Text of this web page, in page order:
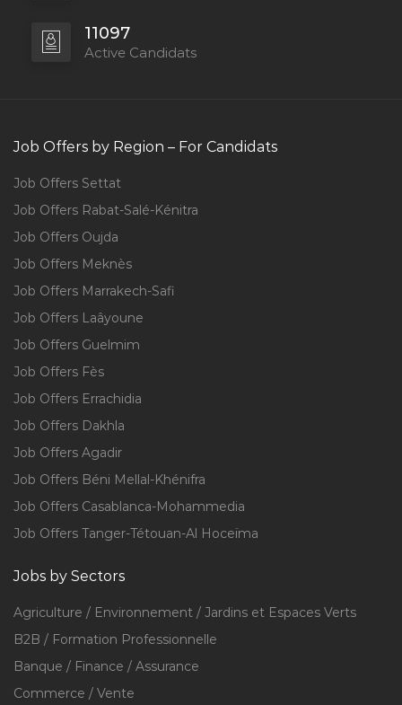
11097
Active Candidats
Job Offers by Region – For Candidats
Job Offers Settat
Job Offers Rabat-Salé-Kénitra
Job Offers Oujda
Job Offers Meknès
Job Offers Marrakech-Safi
Job Offers Laâyoune
Job Offers Guelmim
Job Offers Fès
Job Offers Errachidia
Job Offers Dakhla
Job Offers Agadir
Job Offers Béni Mellal-Khénifra
Job Offers Casablanca-Mohammedia
Job Offers Tanger-Tétouan-Al Hoceïma
Jobs by Sectors
Agriculture / Environnement / Jardins et Espaces Verts
B2B / Formation Professionnelle
Banque / Finance / Assurance
Commerce / Vente